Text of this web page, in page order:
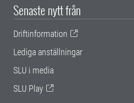
Senaste nytt från
Driftinformation
Lediga anställningar
SLU i media
SLU Play